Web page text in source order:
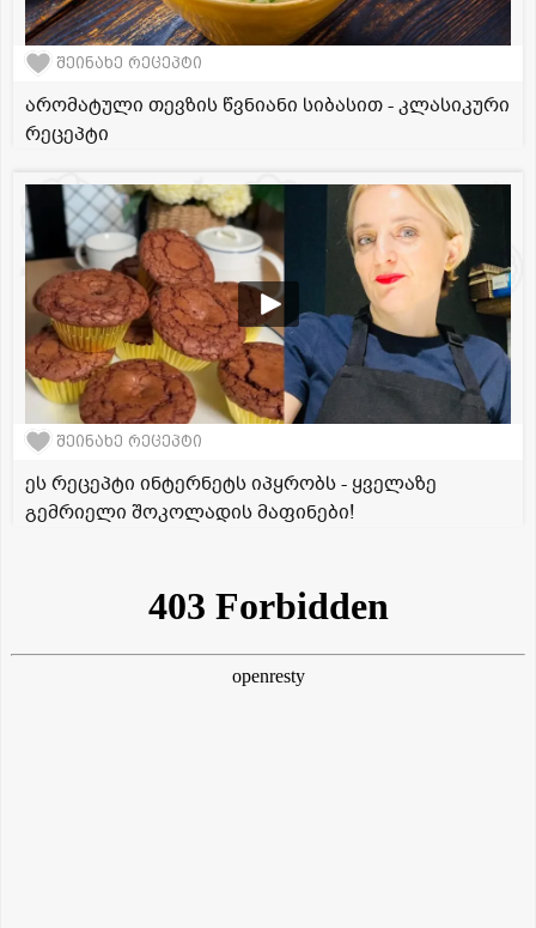
შეინახე რეცეპტი
არომატული თევზის წვნიანი სიბასით - კლასიკური
რეცეპტი
შეინახე რეცეპტი
ეს რეცეპტი ინტერნეტს იპყრობს - ყველაზე
გემრიელი შოკოლადის მაფინები!